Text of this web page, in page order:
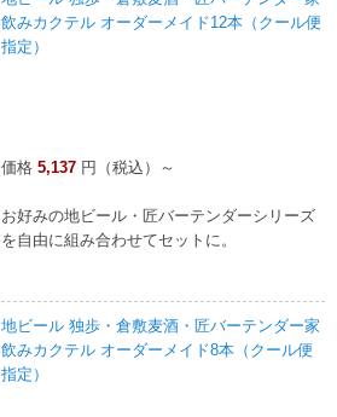
飲みカクテル オーダーメイド12本（クール便
指定）
価格 5,137 円（税込）～
お好みの地ビール・匠バーテンダーシリーズ
を自由に組み合わせてセットに。
地ビール 独歩・倉敷麦酒・匠バーテンダー家
飲みカクテル オーダーメイド8本（クール便
指定）